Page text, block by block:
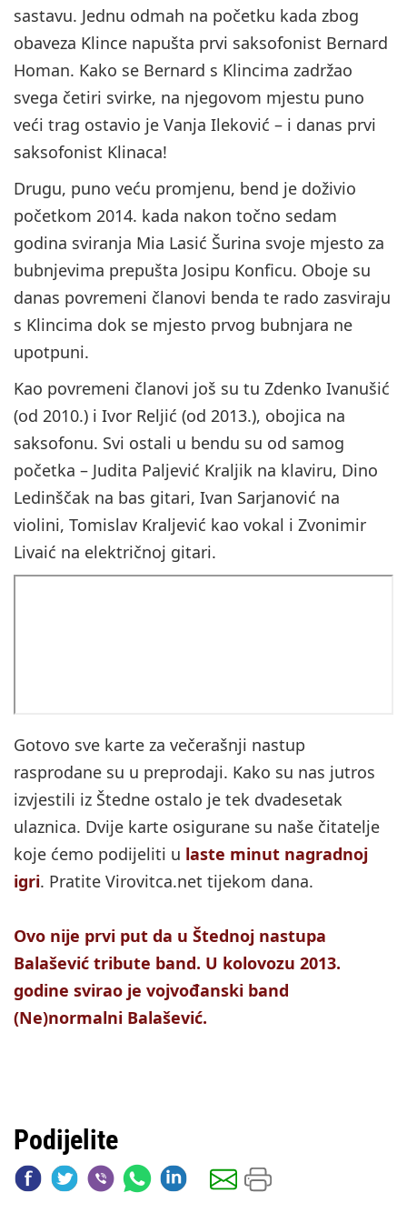
sastavu. Jednu odmah na početku kada zbog
obaveza Klince napušta prvi saksofonist Bernard
Homan. Kako se Bernard s Klincima zadržao
svega četiri svirke, na njegovom mjestu puno
veći trag ostavio je Vanja Ileković – i danas prvi
saksofonist Klinaca!
Drugu, puno veću promjenu, bend je doživio
početkom 2014. kada nakon točno sedam
godina sviranja Mia Lasić Šurina svoje mjesto za
bubnjevima prepušta Josipu Konficu. Oboje su
danas povremeni članovi benda te rado zasviraju
s Klincima dok se mjesto prvog bubnjara ne
upotpuni.
Kao povremeni članovi još su tu Zdenko Ivanušić
(od 2010.) i Ivor Reljić (od 2013.), obojica na
saksofonu. Svi ostali u bendu su od samog
početka – Judita Paljević Kraljik na klaviru, Dino
Ledinščak na bas gitari, Ivan Sarjanović na
violini, Tomislav Kraljević kao vokal i Zvonimir
Livaić na električnoj gitari.
Gotovo sve karte za večerašnji nastup
rasprodane su u preprodaji. Kako su nas jutros
izvjestili iz Štedne ostalo je tek dvadesetak
ulaznica. Dvije karte osigurane su naše čitatelje
koje ćemo podijeliti u laste minut nagradnoj
igri. Pratite Virovitca.net tijekom dana.
Ovo nije prvi put da u Štednoj nastupa
Balašević tribute band. U kolovozu 2013.
godine svirao je vojvođanski band
(Ne)normalni Balašević.
Podijelite